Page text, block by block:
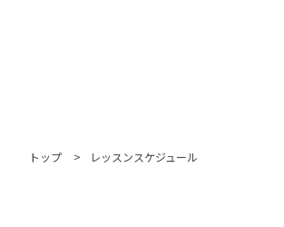
トップ レッスンスケジュール